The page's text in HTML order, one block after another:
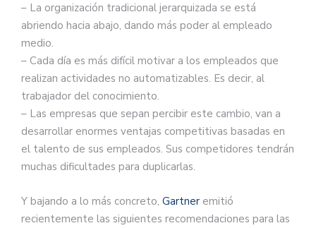
– La organización tradicional jerarquizada se está
abriendo hacia abajo, dando más poder al empleado
medio.
– Cada día es más difícil motivar a los empleados que
realizan actividades no automatizables. Es decir, al
trabajador del conocimiento.
– Las empresas que sepan percibir este cambio, van a
desarrollar enormes ventajas competitivas basadas en
el talento de sus empleados. Sus competidores tendrán
muchas dificultades para duplicarlas.
Y bajando a lo más concreto, Gartner emitió
recientemente las siguientes recomendaciones para las